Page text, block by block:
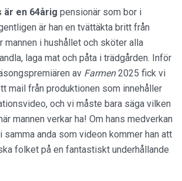
är en 64årig pensionär som bor i
är han en tvättäkta britt från
mannen i hushållet och sköter alla
laga mat och påta i trädgården. Inför
av Farmen2025 fick vi
mail från produktionen som innehåller
och vi måste bara säga vilken
mannen verkar ha! Om hans medverkan
samma anda som videon kommer han att
folket på en fantastiskt underhållande